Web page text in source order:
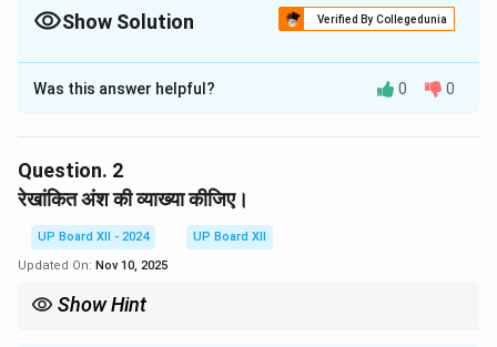
Show Solution Verified By Collegedunia
Solution and Explanation
यह पद्यांश 'वसंत गीत' से लिया गया है। इसके रचयिता जयशंकर प्रसाद
Was this answer helpful? 0 0
Question. 2
रेखांकित अंश की व्याख्या कीजिए।
UP Board XII - 2024
UP Board XII
Updated On: Nov 10, 2025
Show Hint